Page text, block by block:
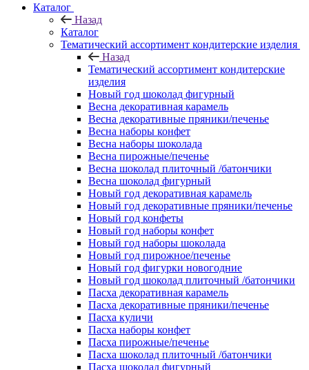
Каталог
Назад
Каталог
Тематический ассортимент кондитерские изделия
Назад
Тематический ассортимент кондитерские
изделия
Новый год шоколад фигурный
Весна декоративная карамель
Весна декоративные пряники/печенье
Весна наборы конфет
Весна наборы шоколада
Весна пирожные/печенье
Весна шоколад плиточный /батончики
Весна шоколад фигурный
Новый год декоративная карамель
Новый год декоративные пряники/печенье
Новый год конфеты
Новый год наборы конфет
Новый год наборы шоколада
Новый год пирожное/печенье
Новый год фигурки новогодние
Новый год шоколад плиточный /батончики
Пасха декоративная карамель
Пасха декоративные пряники/печенье
Пасха куличи
Пасха наборы конфет
Пасха пирожные/печенье
Пасха шоколад плиточный /батончики
Пасха шоколад фигурный